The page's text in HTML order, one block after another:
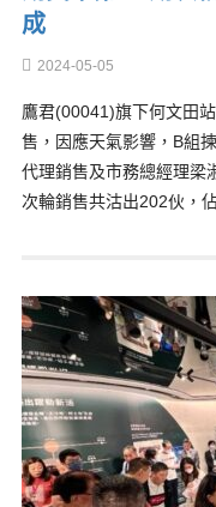
成
2024-05-05
鷹君(00041)旗下何文田
售，因應天氣影響，B組
代理銷售及市務總經理梁
次輪銷售共沽出202伙，